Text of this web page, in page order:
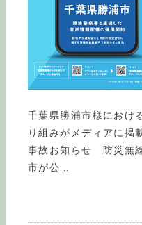
千葉県勝浦市様におけ
り組みがメディアに掲
事故お知らせ 防災無
市が公...